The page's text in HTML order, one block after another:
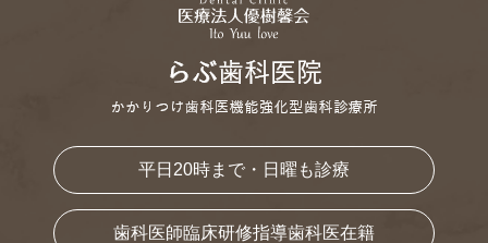
平日20時まで・日曜も診療
歯科医師臨床研修指導歯科医在籍